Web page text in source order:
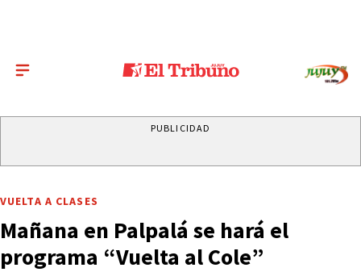
PUBLICIDAD
VUELTA A CLASES
Mañana en Palpalá se hará el
programa “Vuelta al Cole”